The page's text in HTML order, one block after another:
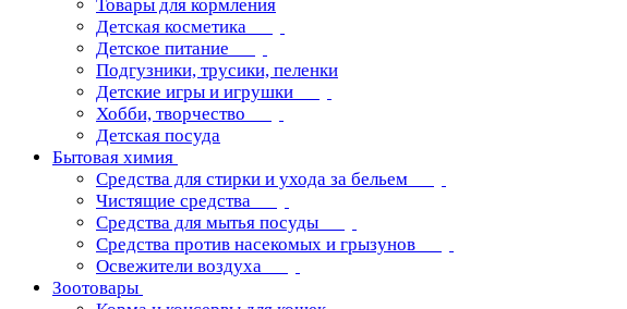
Товары для кормления
Детская косметика
Детское питание
Подгузники, трусики, пеленки
Детские игры и игрушки
Хобби, творчество
Детская посуда
Бытовая химия
Средства для стирки и ухода за бельем
Чистящие средства
Средства для мытья посуды
Средства против насекомых и грызунов
Освежители воздуха
Зоотовары